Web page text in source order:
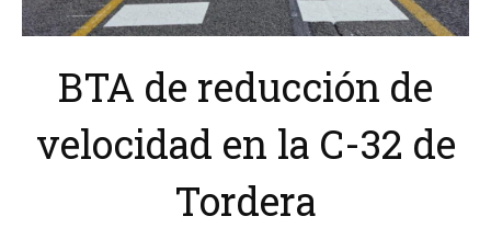
BTA de reducción de
velocidad en la C-32 de
Tordera